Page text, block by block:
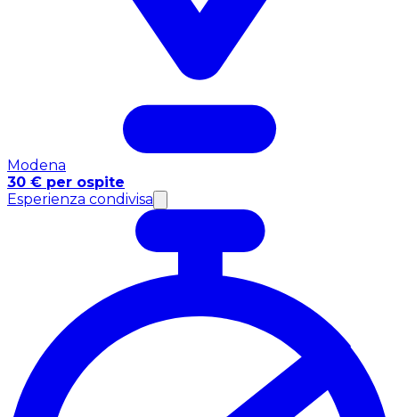
Modena
30 € per ospite
Esperienza condivisa